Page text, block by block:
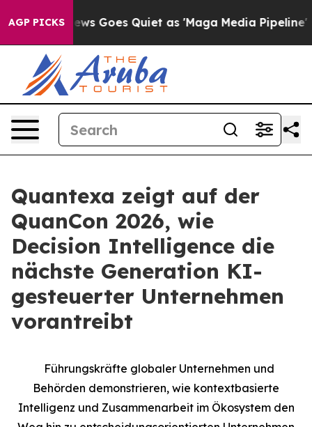
AGP PICKS
News Goes Quiet as 'Maga Media Pipeline'
Quantexa zeigt auf der
QuanCon 2026, wie
Decision Intelligence die
nächste Generation KI-
gesteuerter Unternehmen
vorantreibt
Führungskräfte globaler Unternehmen und
Behörden demonstrieren, wie kontextbasierte
Intelligenz und Zusammenarbeit im Ökosystem den